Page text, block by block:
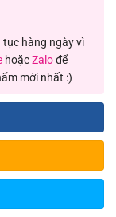
tục hàng ngày vì
hoặcZalođể
mới nhất :)